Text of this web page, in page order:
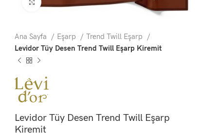
Büyütmek için tıklayın
Ana Sayfa Eşarp
Trend Twill Eşarp
Levidor Tüy Desen Trend Twill Eşarp Kiremit
Levidor Tüy Desen Trend Twill Eşarp
Kiremit